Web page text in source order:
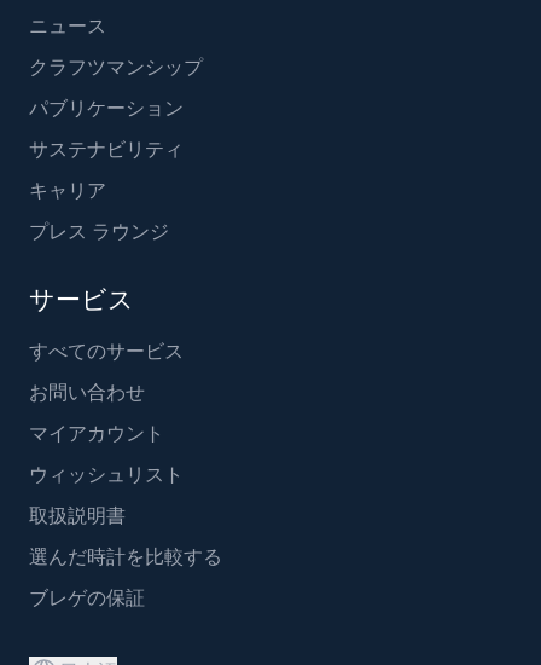
ニュース
クラフツマンシップ
パブリケーション
サステナビリティ
キャリア
プレス ラウンジ
サービス
すべてのサービス
お問い合わせ
マイアカウント
ウィッシュリスト
取扱説明書
選んだ時計を比較する
ブレゲの保証